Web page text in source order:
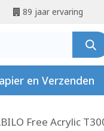
89 jaar ervaring
en Verzenden
Free Acrylic